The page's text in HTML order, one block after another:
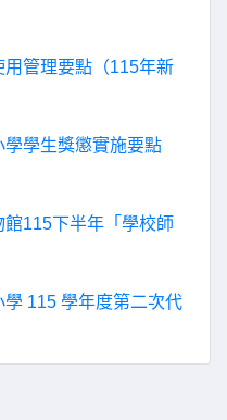
管理要點（115年新
學生獎懲實施要點
115下半年「學校師
115 學年度第二次代